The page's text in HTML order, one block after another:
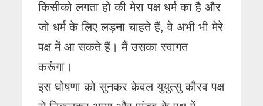
किसीको लगता हो की मेरा पक्ष धर्म का है और
जो धर्म के लिए लड़ना चाहते हैं, वे अभी भी मेरे
पक्ष में आ सकते हैं। मैं उसका स्वागत
करूंगा।
इस घोषणा को सुनकर केवल युयुत्सु कौरव पक्ष